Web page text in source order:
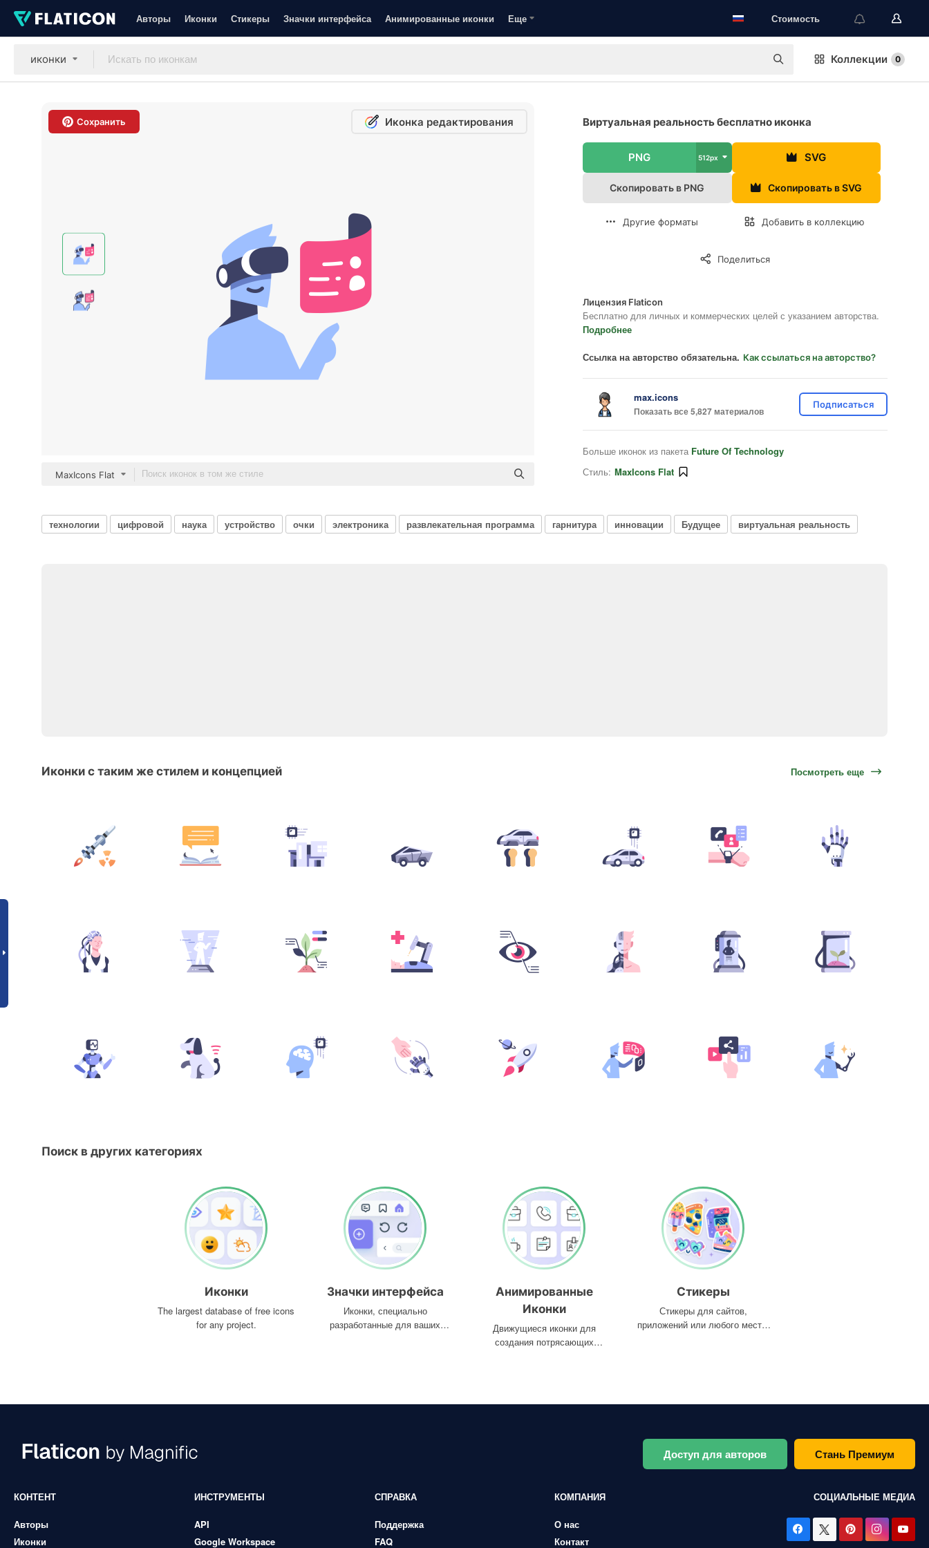
Авторы Иконки Стикеры Значки интерфейса Анимированные иконки Еще Стоимость
иконки Коллекции 0
Сохранить Иконка редактирования
MaxIcons Flat
Виртуальная реальность бесплатно иконка
PNG 512px SVG
Скопировать в PNG Скопировать в SVG
Другие форматы Добавить в коллекцию
Поделиться
Лицензия Flaticon
Бесплатно для личных и коммерческих целей с указанием авторства.
Подробнее
Ссылка на авторство обязательна. Как ссылаться на авторство?
max.icons
Показать все 5,827 материалов
Подписаться
Больше иконок из пакета Future Of Technology
Стиль: MaxIcons Flat
технологии цифровой наука устройство очки электроника развлекательная программа гарнитура инновации Будущее виртуальная реальность
Иконки с таким же стилем и концепцией Посмотреть еще
Поиск в других категориях
Иконки
The largest database of free icons
for any project.
Значки интерфейса
Иконки, специально
разработанные для ваших
Анимированные
Иконки
Движущиеся иконки для
создания потрясающих
Стикеры
Стикеры для сайтов,
приложений или любого места,
Доступ для авторов Стань Премиум
КОНТЕНТ
Авторы
Иконки
ИНСТРУМЕНТЫ
API
Google Workspace
СПРАВКА
Поддержка
FAQ
КОМПАНИЯ
О нас
Контакт
СОЦИАЛЬНЫЕ МЕДИА